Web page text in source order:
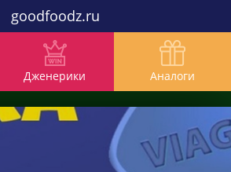
goodfoodz.ru
Дженерики Аналоги